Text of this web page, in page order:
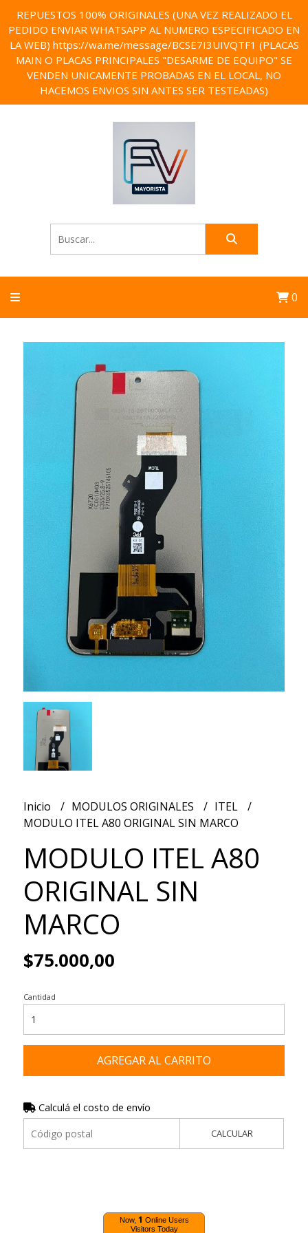
REPUESTOS 100% ORIGINALES (UNA VEZ REALIZADO EL
PEDIDO ENVIAR WHATSAPP AL NUMERO ESPECIFICADO EN
LA WEB) https://wa.me/message/BCSE7I3UIVQTF1 (PLACAS
MAIN O PLACAS PRINCIPALES "DESARME DE EQUIPO" SE
VENDEN UNICAMENTE PROBADAS EN EL LOCAL, NO
HACEMOS ENVIOS SIN ANTES SER TESTEADAS)
0
Inicio MODULOS ORIGINALES
ITEL
MODULO ITEL A80 ORIGINAL SIN MARCO
MODULO ITEL A80
ORIGINAL SIN
MARCO
$75.000,00
Cantidad
AGREGAR AL CARRITO
Calculá el costo de envío
CALCULAR
Now, 1 Online Users
Visitors Today